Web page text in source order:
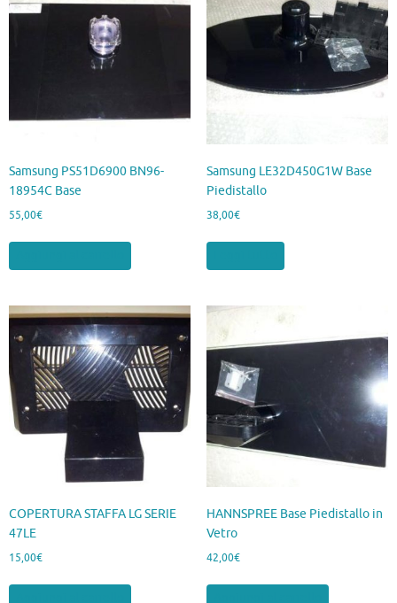
Samsung PS51D6900 BN96-
18954C Base
55,00€
Samsung LE32D450G1W Base
Piedistallo
38,00€
COPERTURA STAFFA LG SERIE
47LE
15,00€
HANNSPREE Base Piedistallo in
Vetro
42,00€